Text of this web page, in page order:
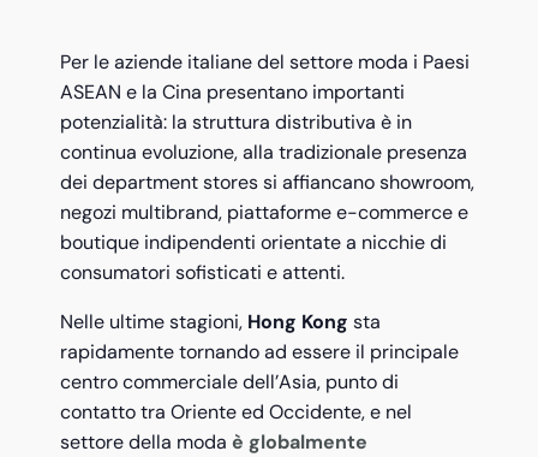
Per le aziende italiane del settore moda i Paesi
ASEAN e la Cina presentano importanti
potenzialità: la struttura distributiva è in
continua evoluzione, alla tradizionale presenza
dei department stores si affiancano showroom,
negozi multibrand, piattaforme e-commerce e
boutique indipendenti orientate a nicchie di
consumatori sofisticati e attenti.
Nelle ultime stagioni, Hong Kong sta
rapidamente tornando ad essere il principale
centro commerciale dell’Asia, punto di
contatto tra Oriente ed Occidente, e nel
settore della moda è globalmente